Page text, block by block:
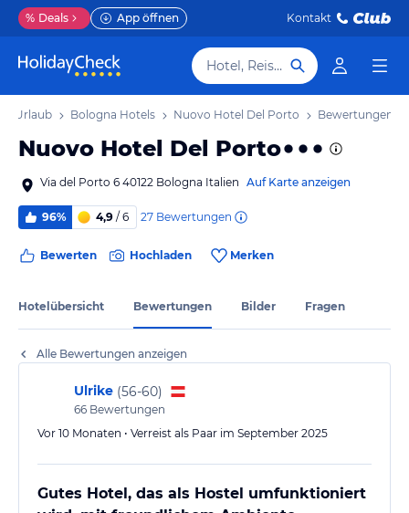
% Deals App öffnen Kontakt
Hotel, Reiseziel
Urlaub Bologna Hotels Nuovo Hotel Del Porto Bewertungen
Nuovo Hotel Del Porto
Via del Porto 6 40122 Bologna Italien Auf Karte anzeigen
96% 4,9 / 6 27 Bewertungen
Bewerten Hochladen Merken
Hotelübersicht Bewertungen Bilder Fragen
Alle Bewertungen anzeigen
Ulrike (56-60)
66 Bewertungen
Vor 10 Monaten • Verreist als Paar im September 2025
Gutes Hotel, das als Hostel umfunktioniert